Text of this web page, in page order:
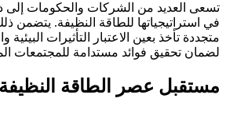
تسعى العديد من الشركات والحكومات إلى
في استراتيجياتها للطاقة النظيفة. يتضمن
متجددة تأخذ بعين الاعتبار التأثيرات البيئية
لضمان تحقيق فوائد مستدامة للمجتمعات
مستقبل عصر الطاقة النظيفة